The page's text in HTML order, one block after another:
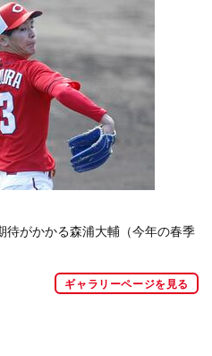
待がかかる森浦大輔（今年の春季
ギャラリーページを見る